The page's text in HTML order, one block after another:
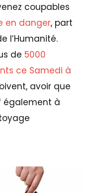
coupables
en danger, part
l’Humanité.
de 5000
ce Samedi à
avoir que
également à